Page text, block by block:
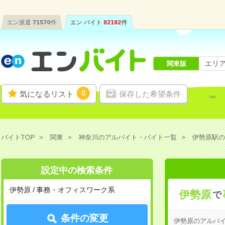
エン派遣 71570件 エン バイト 82182件
気になるリスト 0 保存した希望条件
関東版 エリ
バイトTOP 関東 神奈川のアルバイト・バイト一覧 伊勢原駅
設定中の検索条件
伊勢原 / 事務・オフィスワーク系
条件の変更
伊勢原で
伊勢原のアルバ